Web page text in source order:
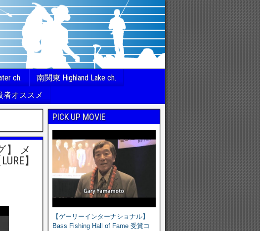
ch.
南関東 Highland Lake ch.
者オススメ
】 メ
】
PICK UP MOVIE
【ゲーリーインターナショナル】
Bass Fishing Hall of Fame 受賞コ